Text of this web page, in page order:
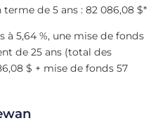
de 5 ans : 82 086,08 $*
à 5,64 %, une mise de fonds
de 25 ans (total des
$ + mise de fonds 57